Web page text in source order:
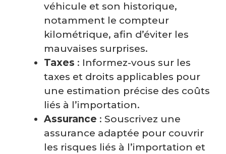
véhicule et son historique,
notamment le compteur
kilométrique, afin d’éviter les
mauvaises surprises.
Taxes : Informez-vous sur les
taxes et droits applicables pour
une estimation précise des coûts
liés à l’importation.
Assurance : Souscrivez une
assurance adaptée pour couvrir
les risques liés à l’importation et